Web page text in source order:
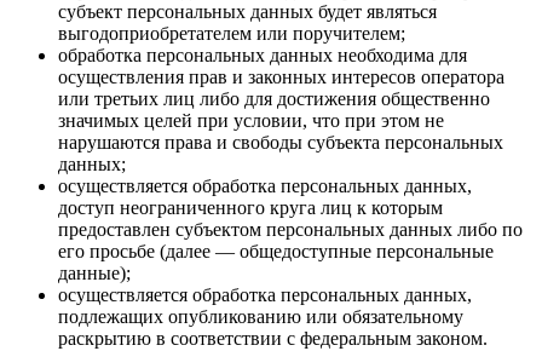
субъект персональных данных будет являться
выгодоприобретателем или поручителем;
обработка персональных данных необходима для
осуществления прав и законных интересов оператора
или третьих лиц либо для достижения общественно
значимых целей при условии, что при этом не
нарушаются права и свободы субъекта персональных
данных;
осуществляется обработка персональных данных,
доступ неограниченного круга лиц к которым
предоставлен субъектом персональных данных либо по
его просьбе (далее — общедоступные персональные
данные);
осуществляется обработка персональных данных,
подлежащих опубликованию или обязательному
раскрытию в соответствии с федеральным законом.